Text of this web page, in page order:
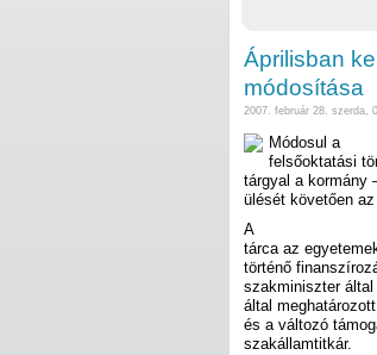
Áprilisban
módosítása
2007. február 28. szerda,
Módosul a
felsőoktatási
tárgyal a kormány
ülését követően
A
tárca az
történő
szakminiszter
által
és a változó
szakállamtitkár.